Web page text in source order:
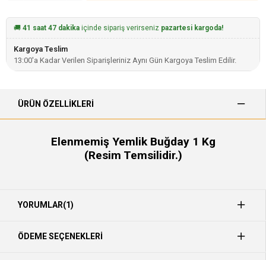
🚚 41 saat 47 dakika içinde sipariş verirseniz pazartesi kargoda!
Kargoya Teslim
13:00'a Kadar Verilen Siparişleriniz Aynı Gün Kargoya Teslim Edilir.
ÜRÜN ÖZELLIKLERI
Elenmemiş Yemlik Buğday 1 Kg
(Resim Temsilidir.)
YORUMLAR(1)
ÖDEME SEÇENEKLERI